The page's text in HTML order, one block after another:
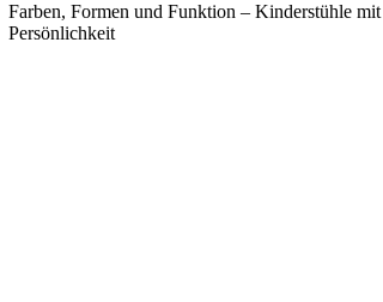
Farben, Formen und Funktion – Kinderstühle mit
Persönlichkeit